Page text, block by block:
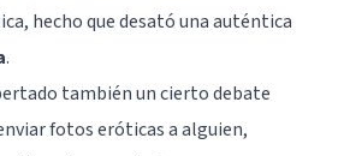
hecho que desató una auténtica
.
también un cierto debate
fotos eróticas a alguien,